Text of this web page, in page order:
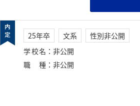
25年卒 文系
性別非公開
学校名 ： 非公開
職種 ： 非公開